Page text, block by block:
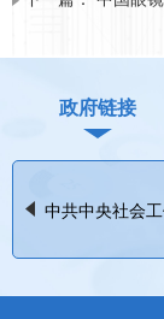
政府链接
中共中央社会